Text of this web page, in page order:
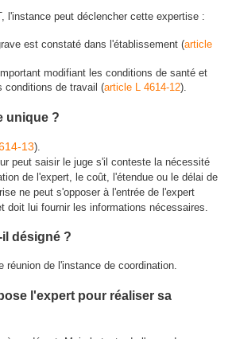
l'instance peut déclencher cette expertise :
est constaté dans l'établissement (article
modifiant les conditions de santé et
conditions de travail (article L 4614-12).
unique ?
13).
peut saisir le juge s'il conteste la nécessité
de l'expert, le coût, l'étendue ou le délai de
ne peut s'opposer à l'entrée de l'expert
doit lui fournir les informations nécessaires.
désigné ?
réunion de l'instance de coordination.
l'expert pour réaliser sa